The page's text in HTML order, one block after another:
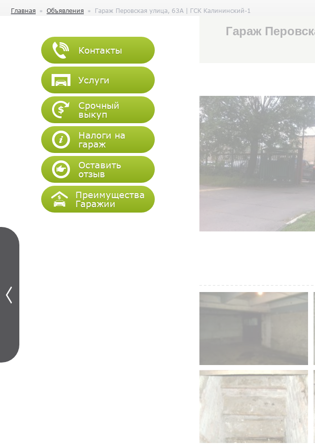
Главная Объявления Гараж Перовская улица, 63А | ГСК Калининский-1
Контакты
Услуги
Срочный
выкуп
Налоги на
гараж
Оставить
отзыв
Преимущества
Гаражии
Гараж